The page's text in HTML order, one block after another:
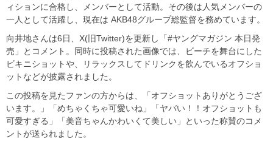
ィションに合格し、メンバーとして活動。その後は人気メンバーの
一人として活躍し、現在は AKB48グループ総監督を務めています。
向井地さんは6日、X(旧Twitter)を更新し「#ヤングマガジン 本日発
売」とコメント。同時に投稿された画像では、ビーチを舞台にした
ビキニショットや、リラックスしてドリンクを飲んでいるオフショ
ットなどが披露されました。
この投稿を見たファンの方からは、「オフショットありがとうござ
います。」「めちゃくちゃ可愛いね」「ヤバい！！オフショットも
可愛すぎる」「美音ちゃんかわいくて美しい」といった称賛のコメ
ントが送られました。